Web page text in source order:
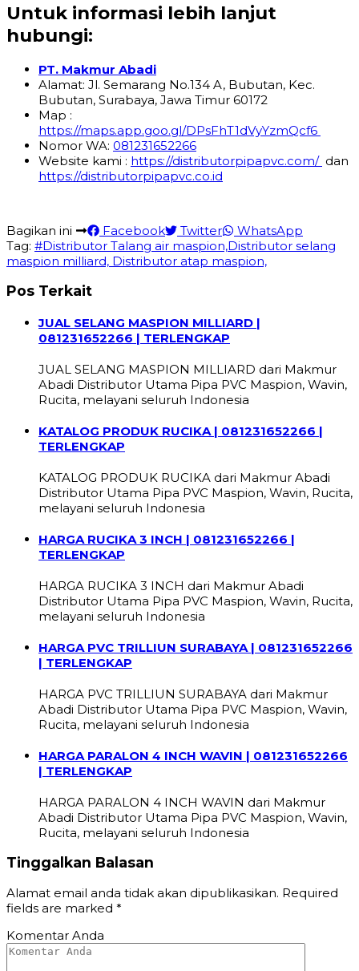
Untuk informasi lebih lanjut
hubungi:
PT. Makmur Abadi
Alamat: Jl. Semarang No.134 A, Bubutan, Kec.
Bubutan, Surabaya, Jawa Timur 60172
Map :
https://maps.app.goo.gl/DPsFhT1dVyYzmQcf6
Nomor WA: 081231652266
Website kami : https://distributorpipapvc.com/ dan
https://distributorpipapvc.co.id
Bagikan ini Facebook Twitter
WhatsApp
Tag: #Distributor Talang air maspion,Distributor selang
maspion milliard, Distributor atap maspion,
Pos Terkait
JUAL SELANG MASPION MILLIARD |
081231652266 | TERLENGKAP
JUAL SELANG MASPION MILLIARD dari Makmur
Abadi Distributor Utama Pipa PVC Maspion, Wavin,
Rucita, melayani seluruh Indonesia
KATALOG PRODUK RUCIKA | 081231652266 |
TERLENGKAP
KATALOG PRODUK RUCIKA dari Makmur Abadi
Distributor Utama Pipa PVC Maspion, Wavin, Rucita,
melayani seluruh Indonesia
HARGA RUCIKA 3 INCH | 081231652266 |
TERLENGKAP
HARGA RUCIKA 3 INCH dari Makmur Abadi
Distributor Utama Pipa PVC Maspion, Wavin, Rucita,
melayani seluruh Indonesia
HARGA PVC TRILLIUN SURABAYA | 081231652266
| TERLENGKAP
HARGA PVC TRILLIUN SURABAYA dari Makmur
Abadi Distributor Utama Pipa PVC Maspion, Wavin,
Rucita, melayani seluruh Indonesia
HARGA PARALON 4 INCH WAVIN | 081231652266
| TERLENGKAP
HARGA PARALON 4 INCH WAVIN dari Makmur
Abadi Distributor Utama Pipa PVC Maspion, Wavin,
Rucita, melayani seluruh Indonesia
Tinggalkan Balasan
Alamat email anda tidak akan dipublikasikan. Required
fields are marked *
Komentar Anda